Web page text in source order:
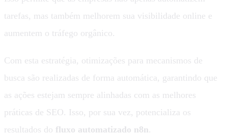
tarefas, mas também melhorem sua visibilidade online e
aumentem o tráfego orgânico.
Com esta estratégia, otimizações para mecanismos de
busca são realizadas de forma automática, garantindo que
as ações estejam sempre alinhadas com as melhores
práticas de SEO. Isso, por sua vez, potencializa os
resultados do fluxo automatizado n8n.